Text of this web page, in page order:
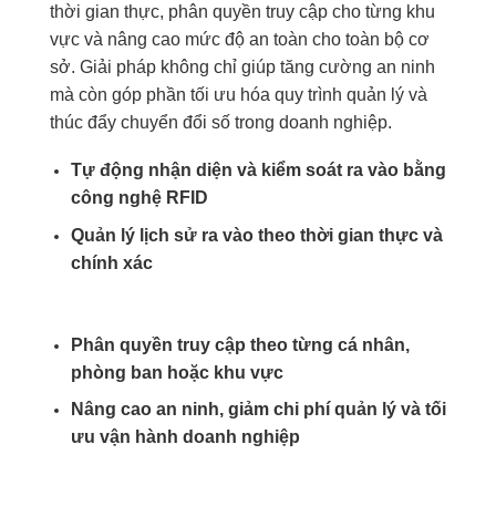
thời gian thực, phân quyền truy cập cho từng khu
vực và nâng cao mức độ an toàn cho toàn bộ cơ
sở. Giải pháp không chỉ giúp tăng cường an ninh
mà còn góp phần tối ưu hóa quy trình quản lý và
thúc đẩy chuyển đổi số trong doanh nghiệp.
Tự động nhận diện và kiểm soát ra vào bằng
công nghệ RFID
Quản lý lịch sử ra vào theo thời gian thực và
chính xác
Phân quyền truy cập theo từng cá nhân,
phòng ban hoặc khu vực
Nâng cao an ninh, giảm chi phí quản lý và tối
ưu vận hành doanh nghiệp